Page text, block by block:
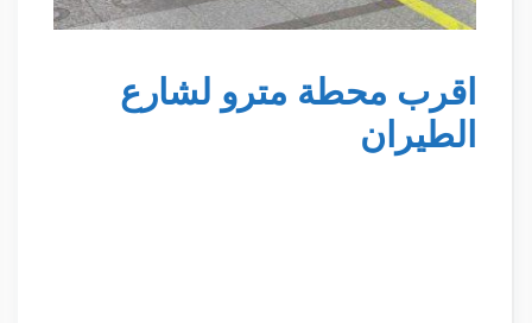
اقرب محطة مترو لشارع
الطيران